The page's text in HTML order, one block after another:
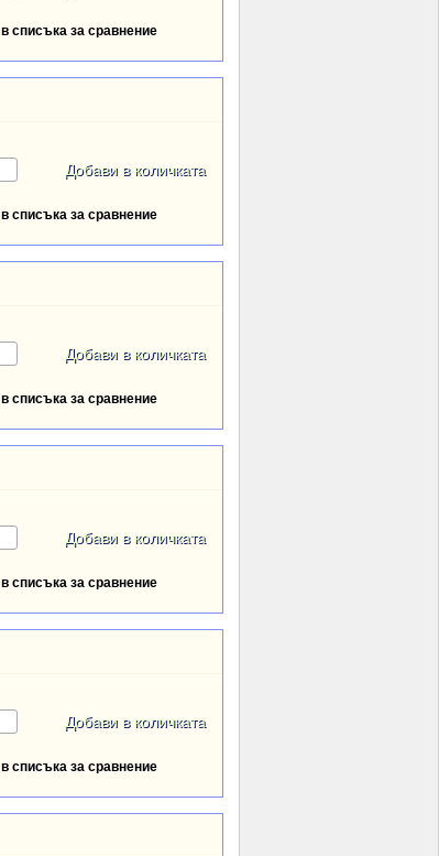
списъка за сравнение
списъка за сравнение
списъка за сравнение
списъка за сравнение
списъка за сравнение